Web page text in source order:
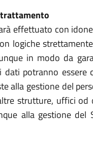
effettuato con
logiche
in modo da
dati potranno
alla gestione del
strutture, uffici
alla gestione del